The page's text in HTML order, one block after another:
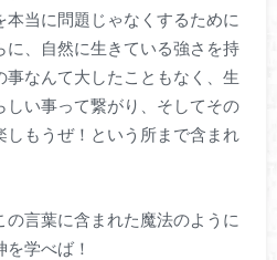
当に問題じゃなくするために
、自然に生きている強さを持
なんて大したこともなく、生
しい事って繋がり、そしてその
しもうぜ！という所まで含まれ
言葉に含まれた魔法のように
学べば！